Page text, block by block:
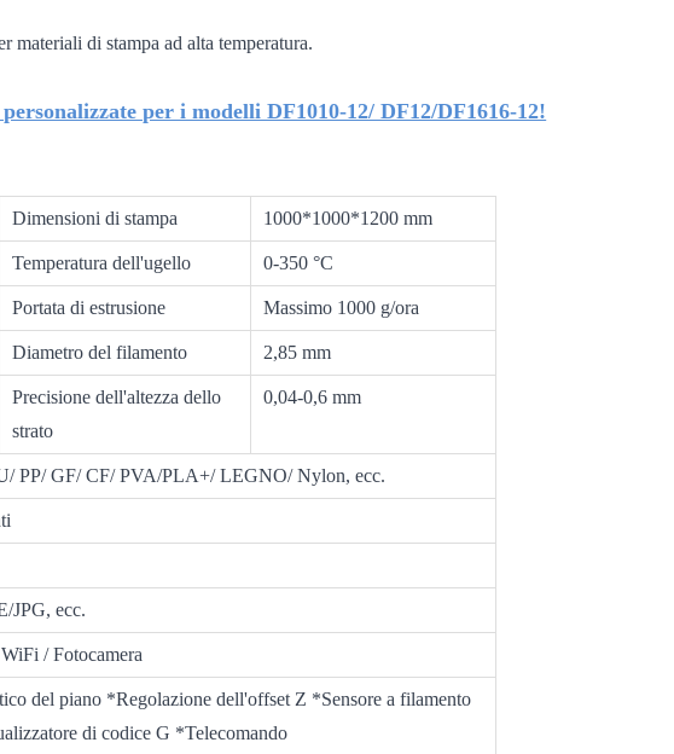
materiali di stampa ad alta temperatura.
per i modelli DF1010-12/ DF12/DF1616-12!
Dimensioni di stampa 1000*1000*1200 mm
Temperatura dell'ugello 0-350 °C
Portata di estrusione Massimo 1000 g/ora
Diametro del filamento 2,85 mm
Precisione dell'altezza dello
strato
0,04-0,6 mm
PP/ GF/ CF/ PVA/PLA+/ LEGNO/ Nylon, ecc.
JPG, ecc.
/ Fotocamera
del piano *Regolazione dell'offset Z *Sensore a filamento
di codice G *Telecomando